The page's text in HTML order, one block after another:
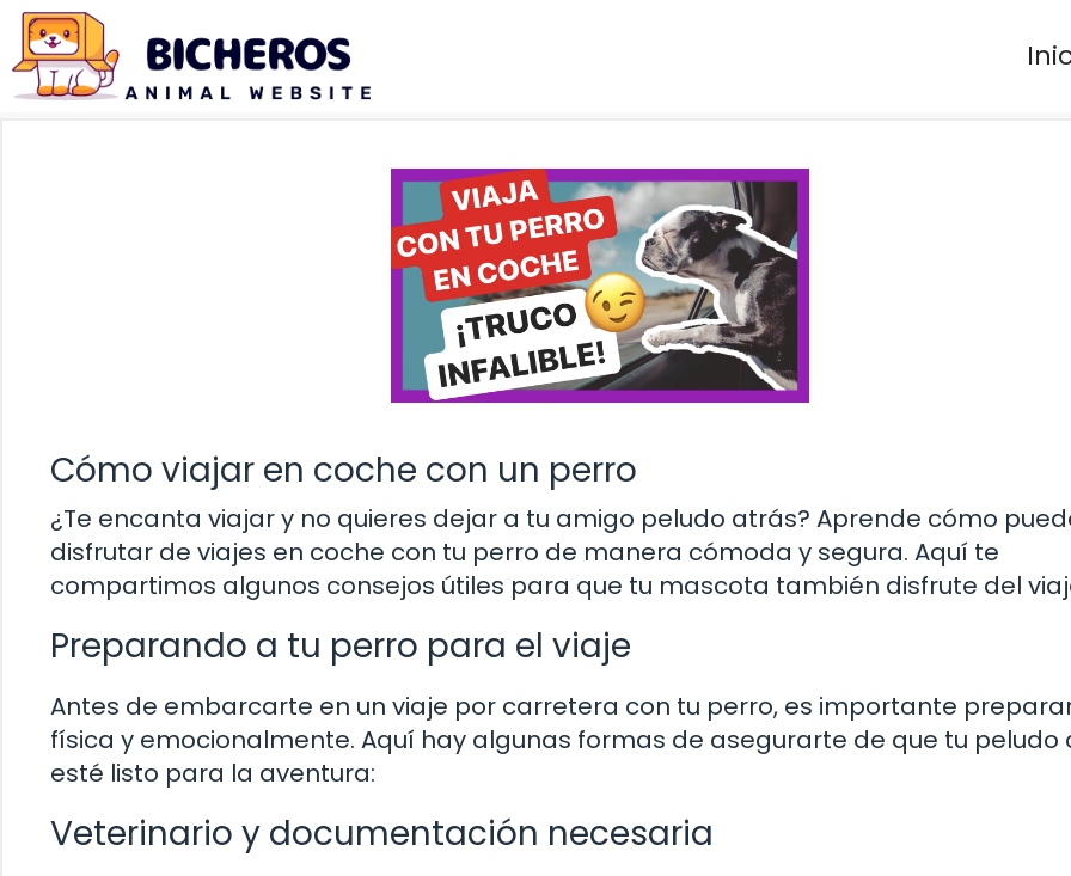
Saltar
contenido
Cómo viajar en coche con un perro
¿Te encanta viajar y no quieres dejar a tu amigo peludo atrás? Aprende cómo
disfrutar de viajes en coche con tu perro de manera cómoda y segura. Aquí te
compartimos algunos consejos útiles para que tu mascota también disfrute del
Preparando a tu perro para el viaje
Antes de embarcarte en un viaje por carretera con tu perro, es importante
física y emocionalmente. Aquí hay algunas formas de asegurarte de que tu peludo
esté listo para la aventura:
Veterinario y documentación necesaria